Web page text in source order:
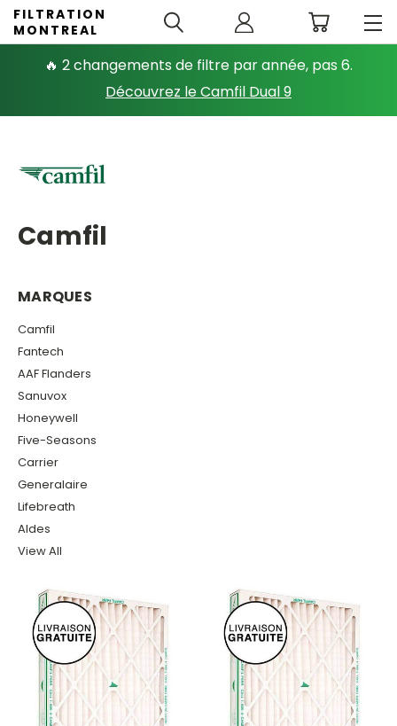
🔥 2 changements de filtre par année, pas 6.
Découvrez le Camfil Dual 9
FILTRATION
MONTREAL
Camfil
MARQUES
Camfil
Fantech
AAF Flanders
Sanuvox
Honeywell
Five-Seasons
Carrier
Generalaire
Lifebreath
Aldes
View All